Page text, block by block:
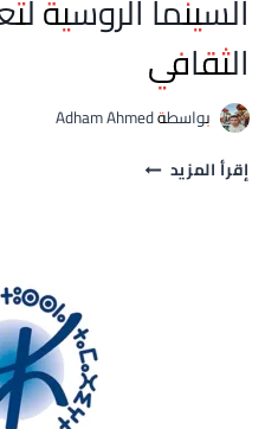
السينما الروسية
الثقافي
بواسطةAdham Ahmed
إقرأ المزيد الرباط